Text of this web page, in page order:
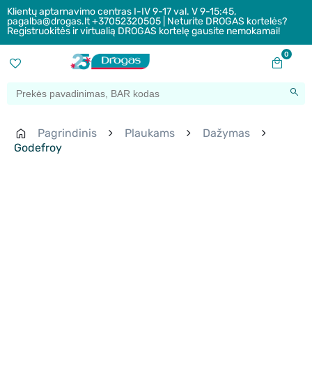
Klientų aptarnavimo centras I-IV 9-17 val. V 9-15:45,
pagalba@drogas.lt +37052320505 | Neturite DROGAS kortelės?
Registruokitės ir virtualią DROGAS kortelę gausite nemokamai!
0
Pagrindinis Plaukams
Dažymas
Godefroy